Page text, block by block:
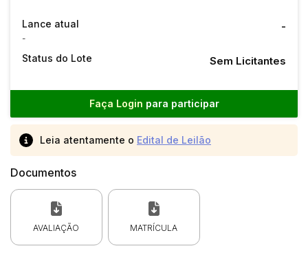
Lance atual
-
-
Status do Lote Sem Licitantes
Faça Login para participar
Leia atentamente o Edital de Leilão
Documentos
AVALIAÇÃO MATRÍCULA